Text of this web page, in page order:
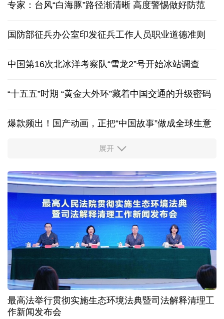
专家：台风“白海豚”路径渐清晰 高度警惕做好防范
国防部征兵办公室印发征兵工作人员职业道德准则
中国第16次北冰洋考察队“雪龙2”号开始冰站调查
“十五五”时期 “黄金大外环”藏着中国交通的升级密码
爆款频出！国产动画，正把“中国故事”做成全球生意
高品质文旅燃动消费市场
我国渤海首个千亿方大气田一期开发项目全面投产
历经十余年，西藏南木林：昔日荒河滩 今时富绿洲
情满天山 援疆印记丨安徽支教生赢得桃李秀昆仑
从助力重建家园到治理乡村西藏扎西岗乡的乡贤力量
上半年医药工业创新加速突破 研发实力不断提升
展开
最高法举行贯彻实施生态环境法典暨司法解释清理工
作新闻发布会